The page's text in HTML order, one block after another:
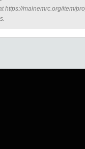
mainemrc.org/item/